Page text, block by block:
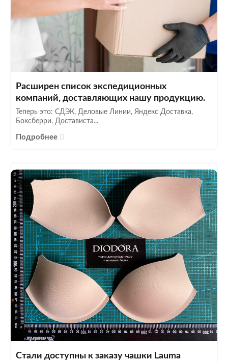
Расширен список экспедиционных
компаний, доставляющих нашу продукцию.
Теперь это: СДЭК, Деловые Линии, Яндекс Доставка,
Боксберри, Достависта...
Подробнее
Стали доступны к заказу чашки Lauma